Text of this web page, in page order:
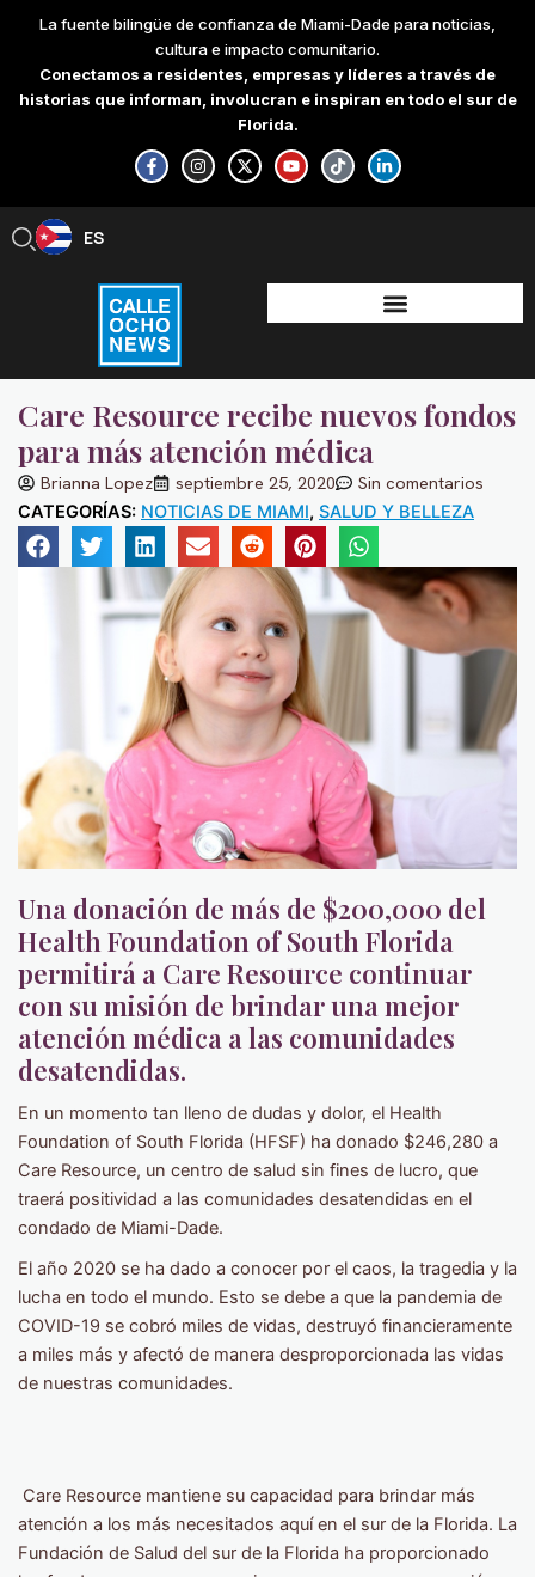
content
La fuente bilingüe de confianza de Miami-Dade para noticias,
cultura e impacto comunitario.
Conectamos a residentes, empresas y líderes a través de
historias que informan, involucran e inspiran en todo el sur de
Florida.
F
a
c
e
-
f
I
n
s
t
X
-
t
w
Y
o
u
t
T
i
k
t
L
i
n
k
-
i
n
ES
EN
Care Resource recibe nuevos fondos
para más atención médica
Brianna Lopez septiembre 25, 2020 Sin comentarios
CATEGORÍAS: NOTICIAS DE MIAMI, SALUD Y BELLEZA
Una donación de más de $200,000 del
Health Foundation of South Florida
permitirá a Care Resource continuar
con su misión de brindar una mejor
atención médica a las comunidades
desatendidas.
En un momento tan lleno de dudas y dolor, el Health
Foundation of South Florida (HFSF) ha donado $246,280 a
Care Resource, un centro de salud sin fines de lucro, que
traerá positividad a las comunidades desatendidas en el
condado de Miami-Dade.
El año 2020 se ha dado a conocer por el caos, la tragedia y la
lucha en todo el mundo. Esto se debe a que la pandemia de
COVID-19 se cobró miles de vidas, destruyó financieramente
a miles más y afectó de manera desproporcionada las vidas
de nuestras comunidades.
Care Resource mantiene su capacidad para brindar más
atención a los más necesitados aquí en el sur de la Florida. La
Fundación de Salud del sur de la Florida ha proporcionado